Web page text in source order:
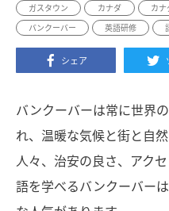
ガスタウン カナダ カ
バンクーバー
英語研修
シェア
バンクーバーは常に世界
れ、温暖な気候と街と自
人々、治安の良さ、アク
語を学べるバンクーバー